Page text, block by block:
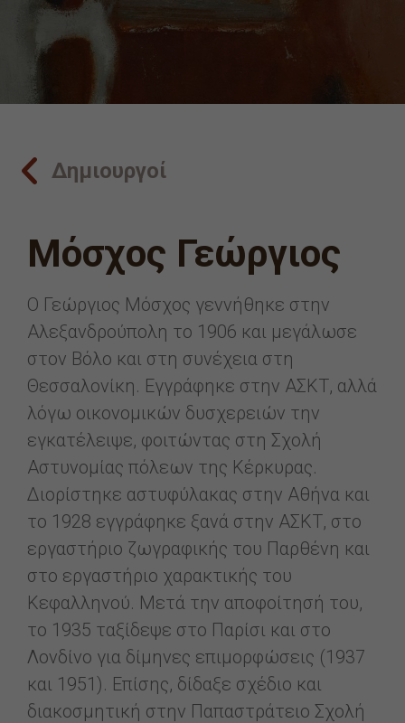
Δημιουργοί
Μόσχος Γεώργιος
Ο Γεώργιος Μόσχος γεννήθηκε στην
Αλεξανδρούπολη το 1906 και μεγάλωσε
στον Βόλο και στη συνέχεια στη
Θεσσαλονίκη. Εγγράφηκε στην ΑΣΚΤ, αλλά
λόγω οικονομικών δυσχερειών την
εγκατέλειψε, φοιτώντας στη Σχολή
Αστυνομίας πόλεων της Κέρκυρας.
Διορίστηκε αστυφύλακας στην Αθήνα και
το 1928 εγγράφηκε ξανά στην ΑΣΚΤ, στο
εργαστήριο ζωγραφικής του Παρθένη και
στο εργαστήριο χαρακτικής του
Κεφαλληνού. Μετά την αποφοίτησή του,
το 1935 ταξίδεψε στο Παρίσι και στο
Λονδίνο για δίμηνες επιμορφώσεις (1937
και 1951). Επίσης, δίδαξε σχέδιο και
διακοσμητική στην Παπαστράτειο Σχολή